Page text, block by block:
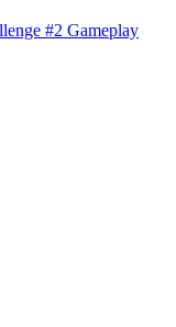
#2 Gameplay